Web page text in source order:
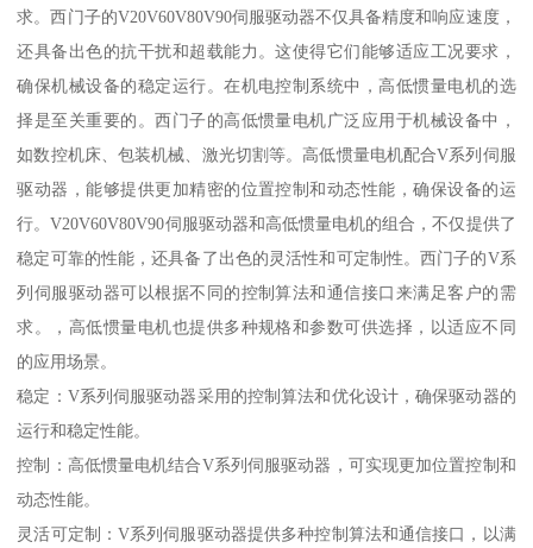
求。西门子的V20V60V80V90伺服驱动器不仅具备精度和响应速度，
还具备出色的抗干扰和超载能力。这使得它们能够适应工况要求，
确保机械设备的稳定运行。在机电控制系统中，高低惯量电机的选
择是至关重要的。西门子的高低惯量电机广泛应用于机械设备中，
如数控机床、包装机械、激光切割等。高低惯量电机配合V系列伺服
驱动器，能够提供更加精密的位置控制和动态性能，确保设备的运
行。V20V60V80V90伺服驱动器和高低惯量电机的组合，不仅提供了
稳定可靠的性能，还具备了出色的灵活性和可定制性。西门子的V系
列伺服驱动器可以根据不同的控制算法和通信接口来满足客户的需
求。，高低惯量电机也提供多种规格和参数可供选择，以适应不同
的应用场景。
稳定：V系列伺服驱动器采用的控制算法和优化设计，确保驱动器的
运行和稳定性能。
控制：高低惯量电机结合V系列伺服驱动器，可实现更加位置控制和
动态性能。
灵活可定制：V系列伺服驱动器提供多种控制算法和通信接口，以满